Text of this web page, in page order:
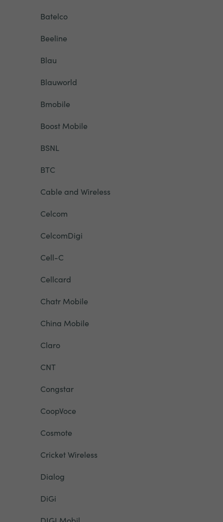
Batelco
Beeline
Blau
Blauworld
Bmobile
Boost Mobile
BSNL
BTC
Cable and Wireless
Celcom
CelcomDigi
Cell-C
Cellcard
Chatr Mobile
China Mobile
Claro
CNT
Congstar
CoopVoce
Cosmote
Cricket Wireless
Dialog
DiGi